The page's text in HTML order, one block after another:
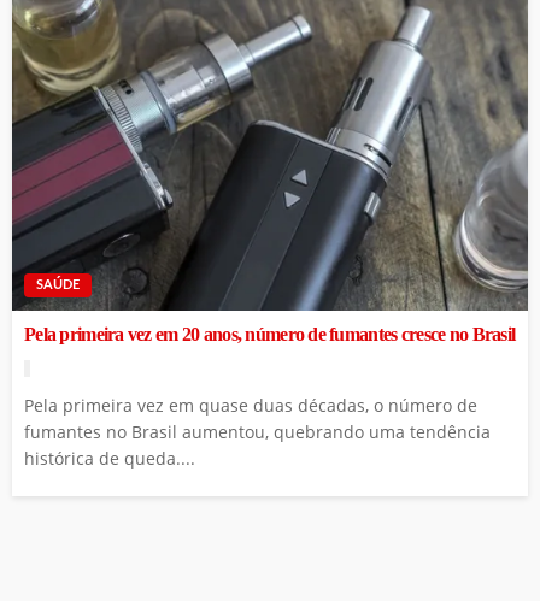
SAÚDE
Pela primeira vez em 20 anos, número de fumantes cresce no Brasil
Pela primeira vez em quase duas décadas, o número de
fumantes no Brasil aumentou, quebrando uma tendência
histórica de queda....